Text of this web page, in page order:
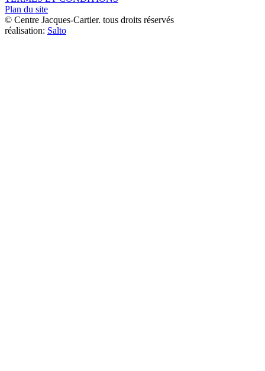
Plan du site
© Centre Jacques-Cartier. tous droits réservés
réalisation: Salto